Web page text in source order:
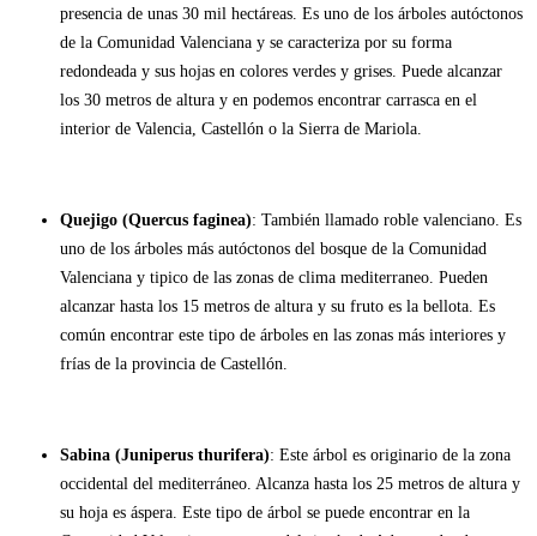
presencia de unas 30 mil hectáreas. Es uno de los árboles autóctonos
de la Comunidad Valenciana y se caracteriza por su forma
redondeada y sus hojas en colores verdes y grises. Puede alcanzar
los 30 metros de altura y en podemos encontrar carrasca en el
interior de Valencia, Castellón o la Sierra de Mariola.
Quejigo (Quercus faginea): También llamado roble valenciano. Es
uno de los árboles más autóctonos del bosque de la Comunidad
Valenciana y tipico de las zonas de clima mediterraneo. Pueden
alcanzar hasta los 15 metros de altura y su fruto es la bellota. Es
común encontrar este tipo de árboles en las zonas más interiores y
frías de la provincia de Castellón.
Sabina (Juniperus thurifera): Este árbol es originario de la zona
occidental del mediterráneo. Alcanza hasta los 25 metros de altura y
su hoja es áspera. Este tipo de árbol se puede encontrar en la